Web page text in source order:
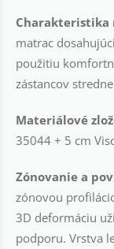
Charakteristika
matrac
použitiu
zástancov
Materiálové
35044 + 5 cm
Zónovanie a
zónovou
3D deformáciu
podporu. Vrstva